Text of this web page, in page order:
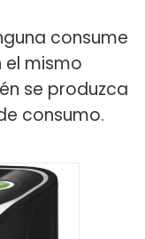
consume
el mismo
se produzca
consumo.